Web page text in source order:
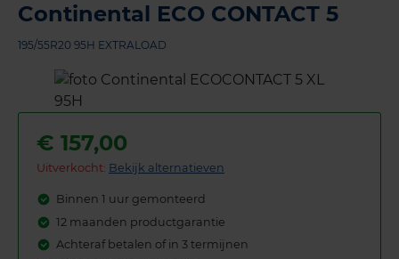
Continental ECO CONTACT 5
195/55R20 95H EXTRALOAD
€ 157,00
Uitverkocht: Bekijk alternatieven
Binnen 1 uur gemonteerd
12 maanden productgarantie
Achteraf betalen of in 3 termijnen